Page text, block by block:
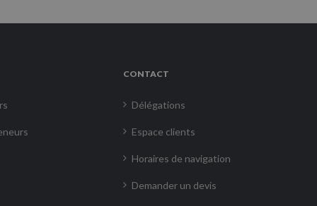
CONTACT
Délégations
Espace clients
Horaires de navigation
Demander un devis